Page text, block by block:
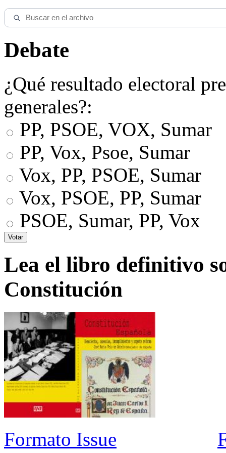
Debate
¿Qué resultado electoral
generales?:
PP, PSOE, VOX, Sumar
PP, Vox, Psoe, Sumar
Vox, PP, PSOE, Sumar
Vox, PSOE, PP, Sumar
PSOE, Sumar, PP, Vox
Lea el libro definitivo
Constitución
Formato Issue